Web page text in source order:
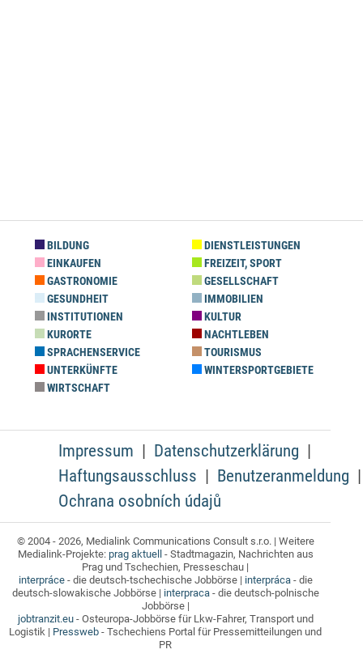
BILDUNG
DIENSTLEISTUNGEN
EINKAUFEN
FREIZEIT, SPORT
GASTRONOMIE
GESELLSCHAFT
GESUNDHEIT
IMMOBILIEN
INSTITUTIONEN
KULTUR
KURORTE
NACHTLEBEN
SPRACHENSERVICE
TOURISMUS
UNTERKÜNFTE
WINTERSPORTGEBIETE
WIRTSCHAFT
Impressum
Datenschutzerklärung
Haftungsausschluss
Benutzeranmeldung
Ochrana osobních údajů
© 2004 - 2026, Medialink Communications Consult s.r.o. | Weitere
Medialink-Projekte: prag aktuell - Stadtmagazin, Nachrichten aus
Prag und Tschechien, Presseschau |
interpráce- die deutsch-tschechische Jobbörse | interpráca- die
deutsch-slowakische Jobbörse | interpraca- die deutsch-polnische
Jobbörse |
jobtranzit.eu- Osteuropa-Jobbörse für Lkw-Fahrer, Transport und
Logistik | Pressweb - Tschechiens Portal für Pressemitteilungen und
PR